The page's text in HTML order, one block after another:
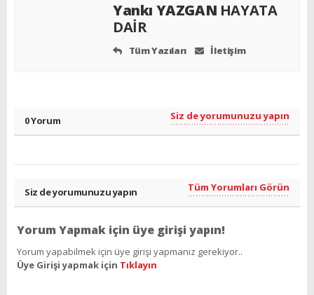
Yankı YAZGAN HAYATA
DAİR
Tüm Yazıları İletişim
0 Yorum Siz de yorumunuzu yapın
Siz de yorumunuzu yapın Tüm Yorumları Görün
Yorum Yapmak için üye girişi yapın!
Yorum yapabilmek için üye girişi yapmanız gerekiyor..
Üye Girişi yapmak için Tıklayın